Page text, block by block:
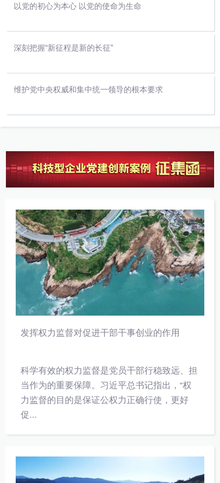
以党的初心为本心 以党的使命为生命
深刻把握“新征程是新的长征”
维护党中央权威和集中统一领导的根本要求
发挥权力监督对促进干部干事创业的作用
科学有效的权力监督是党员干部行稳致远、担
当作为的重要保障。习近平总书记指出，“权
力监督的目的是保证公权力正确行使，更好
促...